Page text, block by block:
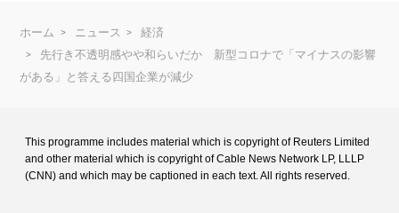
ホーム ニュース
経済
先行き不透明感やや和らいだか 新型コロナで「マイナスの影響
がある」と答える四国企業が減少
This programme includes material which is copyright of Reuters Limited
and other material which is copyright of Cable News Network LP, LLLP
(CNN) and which may be captioned in each text. All rights reserved.